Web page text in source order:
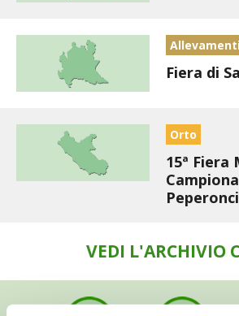
THERMACELL
TAP TRAP
IL MIO ORTO
ANIMALI UMANI E NON
COLTIVARE L’OLIVO
CORMIK
Allevamenti
Fiera di
Orto
15ª Fiera
VEDI L'ARCHIVIO